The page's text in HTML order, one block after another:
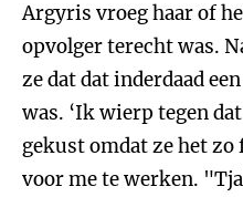
Argyris vroeg haar of
opvolger terecht was.
ze dat dat inderdaad
was. ‘Ik wierp tegen
gekust omdat ze het
voor me te werken.